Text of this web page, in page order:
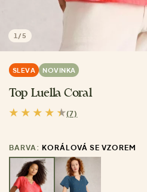
1 /5
SLEVA NOVINKA
Top Luella Coral
(7)
BARVA: KORÁLOVÁ SE VZOREM